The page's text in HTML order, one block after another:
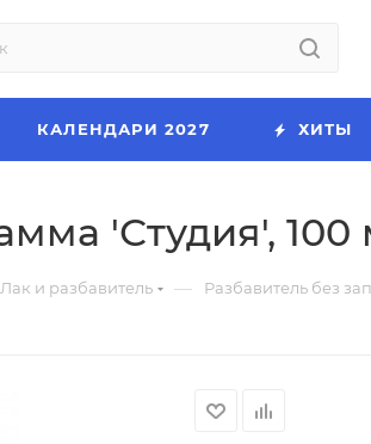
КАЛЕНДАРИ 2027 ХИТЫ
'Студия', 100
Лак и разбавитель — Разбавитель без